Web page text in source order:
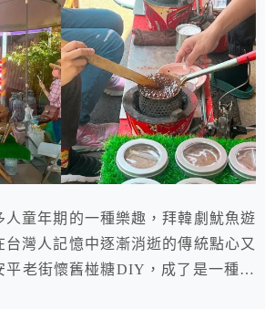
人童年期的一種樂趣，拜韓劇魷魚遊
台灣人記憶中逐漸消逝的傳統點心又
平老街懷舊椪糖DIY，成了是一種懷